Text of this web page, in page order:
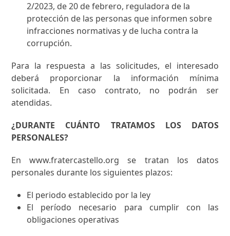
2/2023, de 20 de febrero, reguladora de la
protección de las personas que informen sobre
infracciones normativas y de lucha contra la
corrupción.
Para la respuesta a las solicitudes, el interesado
deberá proporcionar la información mínima
solicitada. En caso contrato, no podrán ser
atendidas.
¿DURANTE CUÁNTO TRATAMOS LOS DATOS
PERSONALES?
En www.fratercastello.org se tratan los datos
personales durante los siguientes plazos:
El periodo establecido por la ley
El período necesario para cumplir con las
obligaciones operativas